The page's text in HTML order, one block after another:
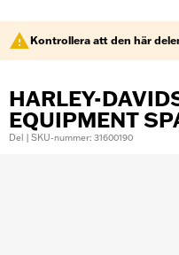
Kontrollera att den här
HARLEY-
EQUIPMENT
Del | SKU-nummer: 31600190